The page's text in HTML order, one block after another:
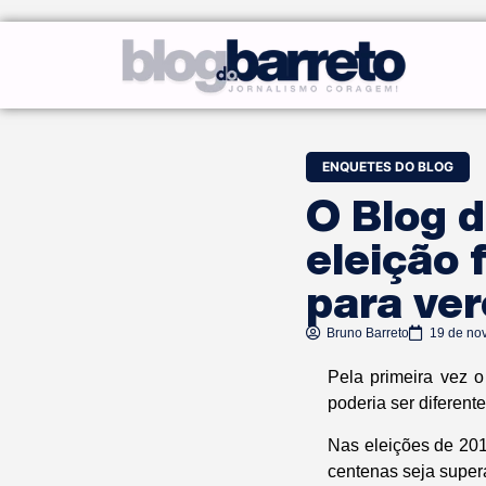
ENQUETES DO BLOG
O Blog
eleição
para
Bruno Barreto 19 de
Pela primeira vez
poderia ser
Nas eleições de
centenas seja